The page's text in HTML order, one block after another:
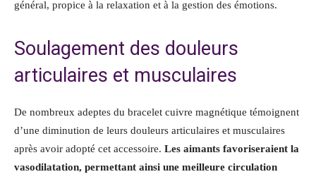
général, propice à la relaxation et à la gestion des émotions.
Soulagement des douleurs
articulaires et musculaires
De nombreux adeptes du bracelet cuivre magnétique témoignent
d’une diminution de leurs douleurs articulaires et musculaires
après avoir adopté cet accessoire. Les aimants favoriseraient la
vasodilatation, permettant ainsi une meilleure circulation